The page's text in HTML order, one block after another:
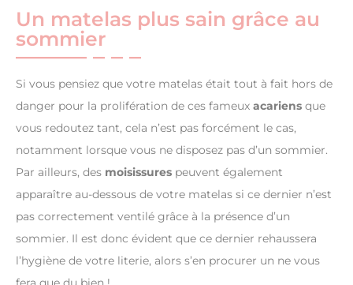
Un matelas plus sain grâce au
sommier
Si vous pensiez que votre matelas était tout à fait hors de
danger pour la prolifération de ces fameux acariens que
vous redoutez tant, cela n’est pas forcément le cas,
notamment lorsque vous ne disposez pas d’un sommier.
Par ailleurs, des moisissures peuvent également
apparaître au-dessous de votre matelas si ce dernier n’est
pas correctement ventilé grâce à la présence d’un
sommier. Il est donc évident que ce dernier rehaussera
l’hygiène de votre literie, alors s’en procurer un ne vous